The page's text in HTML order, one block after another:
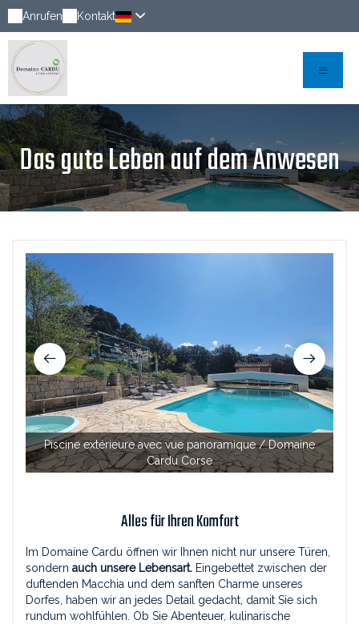
Anrufen Kontakt
Das gute Leben auf dem Anwesen
Piscine extérieure avec vue panoramique / Domaine
Cardu Corse
Alles für Ihren Komfort
Im Domaine Cardu öffnen wir Ihnen nicht nur unsere Türen,
sondern auch unsere Lebensart. Eingebettet zwischen der
duftenden Macchia und dem sanften Charme unseres
Dorfes, haben wir an jedes Detail gedacht, damit Sie sich
rundum wohlfühlen. Ob Sie Abenteuer, kulinarische